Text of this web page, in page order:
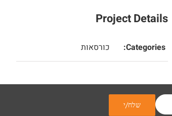
Project Details
Categories: כורסאות